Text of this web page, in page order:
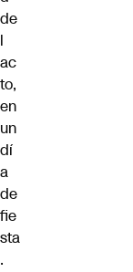
de
l
ac
to,
en
un
dí
a
de
fie
sta
.